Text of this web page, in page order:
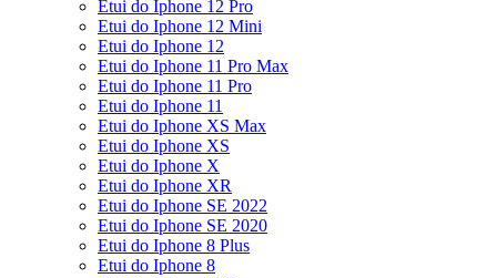
Etui do Iphone 12 Pro
Etui do Iphone 12 Mini
Etui do Iphone 12
Etui do Iphone 11 Pro Max
Etui do Iphone 11 Pro
Etui do Iphone 11
Etui do Iphone XS Max
Etui do Iphone XS
Etui do Iphone X
Etui do Iphone XR
Etui do Iphone SE 2022
Etui do Iphone SE 2020
Etui do Iphone 8 Plus
Etui do Iphone 8